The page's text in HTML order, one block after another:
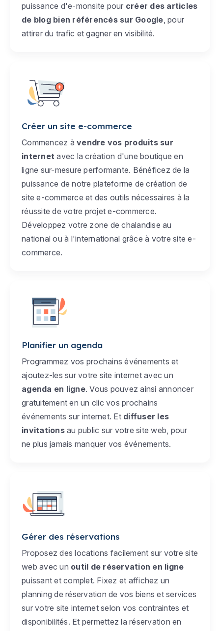
puissance d'e-monsite pour créer des articles
de blog bien référencés sur Google , pour
attirer du trafic et gagner en visibilité.
Créer un site e-commerce
Commencez à vendre vos produits sur
internet avec la création d'une boutique en
ligne sur-mesure performante. Bénéficez de la
puissance de notre plateforme de création de
site e-commerce et des outils nécessaires à la
réussite de votre projet e-commerce.
Développez votre zone de chalandise au
national ou à l'international grâce à votre site e-
commerce.
Planifier un agenda
Programmez vos prochains événements et
ajoutez-les sur votre site internet avec un
agenda en ligne. Vous pouvez ainsi annoncer
gratuitement en un clic vos prochains
événements sur internet. Et diffuser les
invitationsau public sur votre site web, pour
ne plus jamais manquer vos événements.
Gérer des réservations
Proposez des locations facilement sur votre site
web avec un outil de réservation en ligne
puissant et complet. Fixez et affichez un
planning de réservation de vos biens et services
sur votre site internet selon vos contraintes et
disponibilités. Et permettez la réservation en